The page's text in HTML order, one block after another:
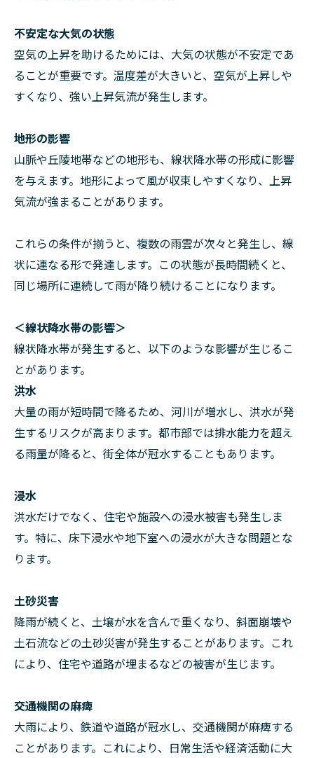
不安定な大気の状態
空気の上昇を助けるためには、大気の状態が不安定であ
ることが重要です。温度差が大きいと、空気が上昇しや
すくなり、強い上昇気流が発生します。
地形の影響
山脈や丘陵地帯などの地形も、線状降水帯の形成に影響
を与えます。地形によって風が収束しやすくなり、上昇
気流が強まることがあります。
これらの条件が揃うと、複数の雨雲が次々と発生し、線
状に連なる形で発達します。この状態が長時間続くと、
同じ場所に連続して雨が降り続けることになります。
＜線状降水帯の影響＞
線状降水帯が発生すると、以下のような影響が生じるこ
とがあります。
洪水
大量の雨が短時間で降るため、河川が増水し、洪水が発
生するリスクが高まります。都市部では排水能力を超え
る雨量が降ると、街全体が冠水することもあります。
浸水
洪水だけでなく、住宅や施設への浸水被害も発生しま
す。特に、床下浸水や地下室への浸水が大きな問題とな
ります。
土砂災害
降雨が続くと、土壌が水を含んで重くなり、斜面崩壊や
土石流などの土砂災害が発生することがあります。これ
により、住宅や道路が埋まるなどの被害が生じます。
交通機関の麻痺
大雨により、鉄道や道路が冠水し、交通機関が麻痺する
ことがあります。これにより、日常生活や経済活動に大